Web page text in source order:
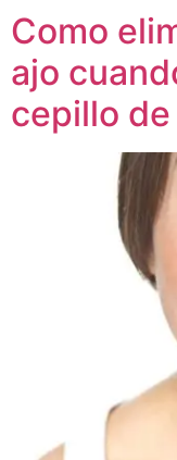
Como
ajo
cepillo